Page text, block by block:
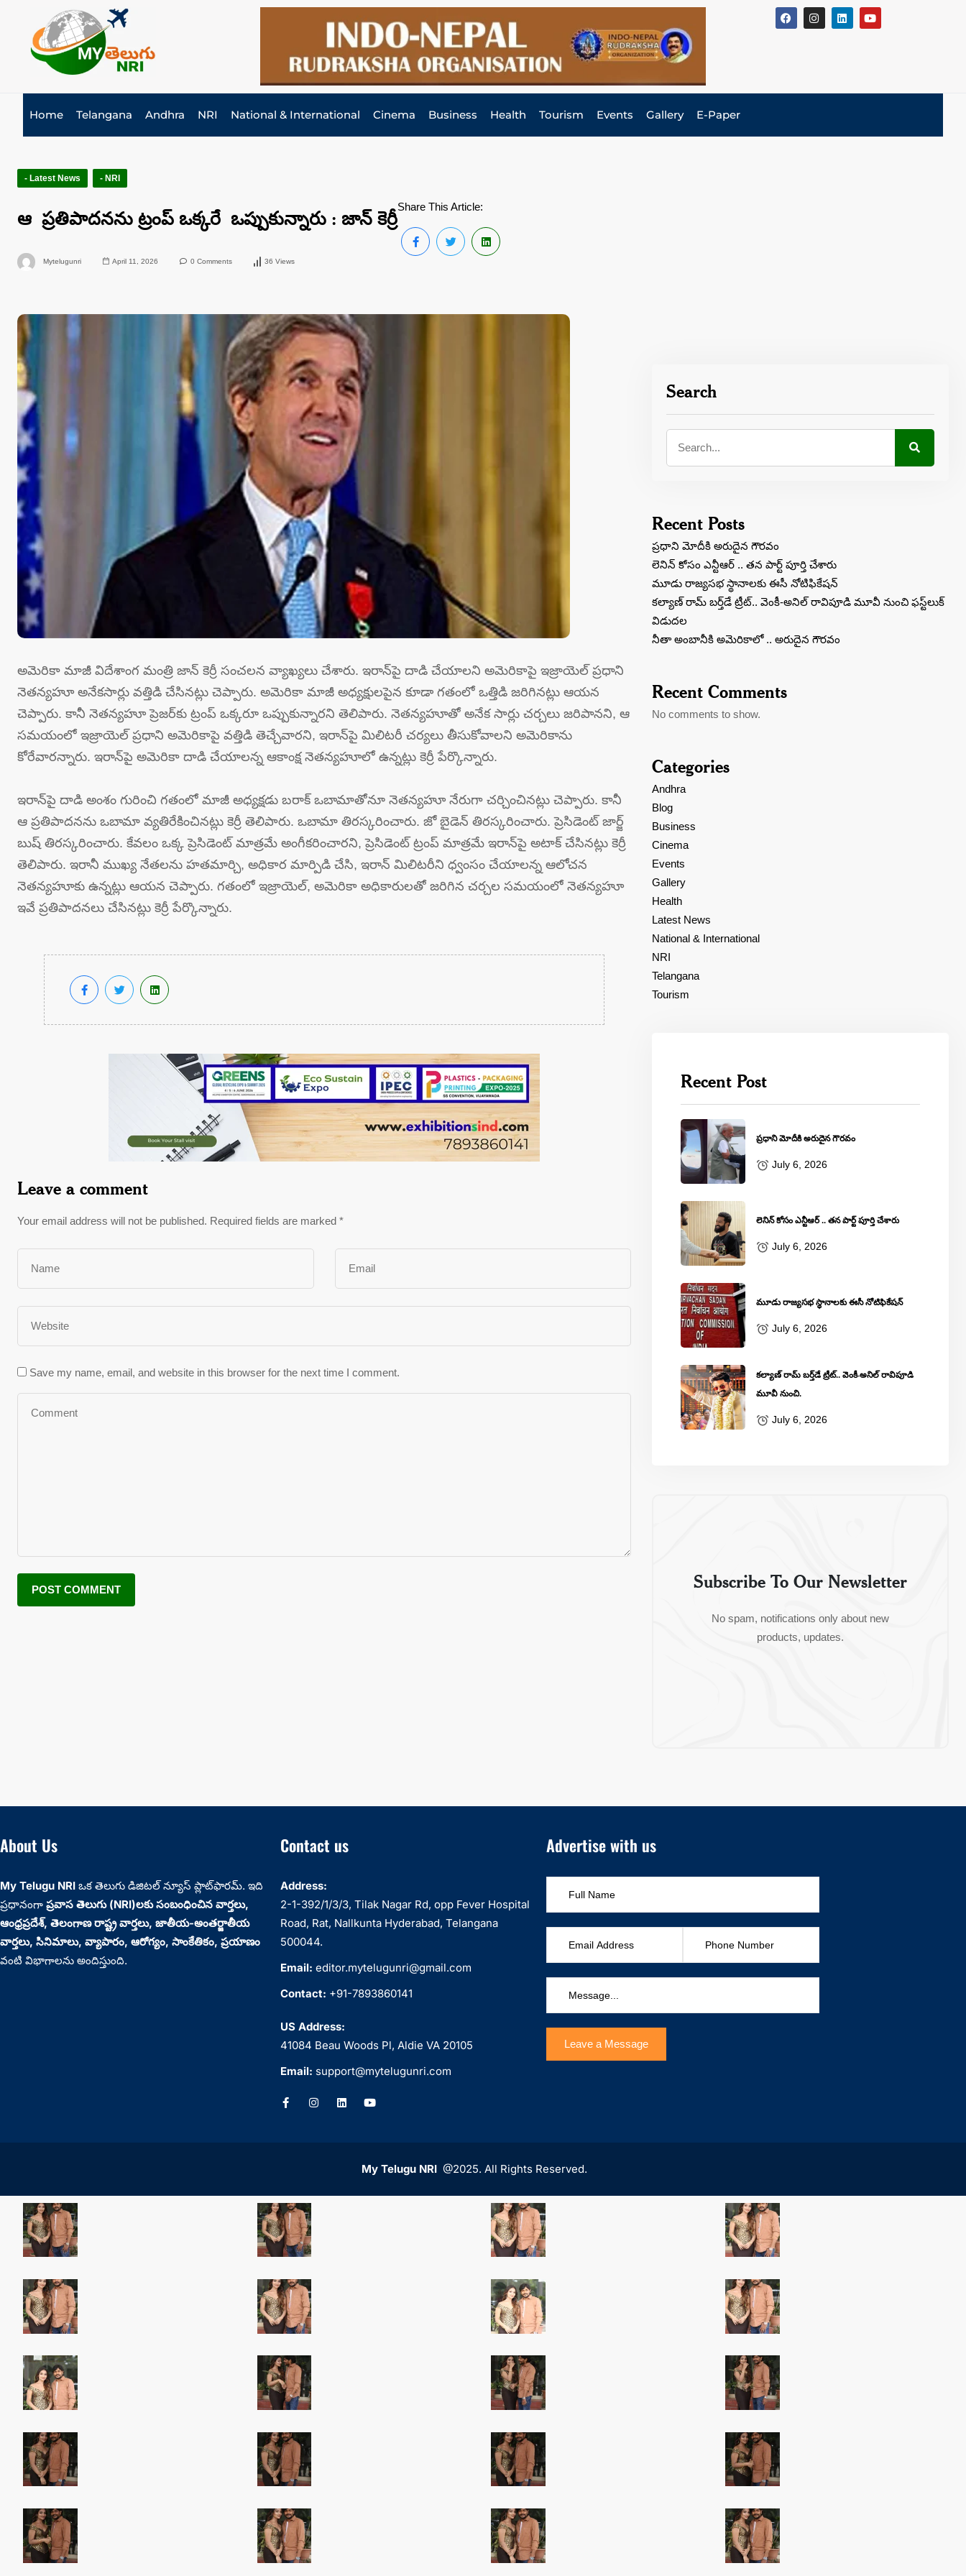
Home Telangana Andhra NRI National & International Cinema Business Health Tourism Events Gallery E-Paper
- Latest News - NRI
ఆ ప్ర‌తిపాద‌న‌ను ట్రంప్ ఒక్క‌రే ఒప్పుకున్నారు : జాన్ కెర్రీ
Mytelugunri April 11, 2026 0 Comments 36 Views
Share This Article:
అమెరికా మాజీ విదేశాంగ మంత్రి జాన్ కెర్రీ సంచ‌ల‌న వ్యాఖ్య‌లు చేశారు. ఇరాన్‌పై దాడి చేయాల‌ని అమెరికాపై ఇజ్రాయెల్ ప్ర‌ధాని
నెత‌న్య‌హూ అనేక‌సార్లు వ‌త్తిడి చేసిన‌ట్లు చెప్పారు. అమెరికా మాజీ అధ్య‌క్షుల‌పైన కూడా గ‌తంలో ఒత్తిడి జ‌రిగిన‌ట్లు ఆయ‌న
చెప్పారు. కానీ నెత‌న్య‌హూ ప్రెజ‌ర్‌కు ట్రంప్ ఒక్క‌రూ ఒప్పుకున్నార‌ని తెలిపారు. నెత‌న్య‌హూతో అనేక సార్లు చ‌ర్చ‌లు జ‌రిపాన‌ని, ఆ
స‌మ‌యంలో ఇజ్రాయెల్ ప్ర‌ధాని అమెరికాపై వ‌త్తిడి తెచ్చేవార‌ని, ఇరాన్‌పై మిలిట‌రీ చ‌ర్య‌లు తీసుకోవాల‌ని అమెరికాను
కోరేవార‌న్నారు. ఇరాన్‌పై అమెరికా దాడి చేయాల‌న్న ఆకాంక్ష నెత‌న్య‌హూలో ఉన్న‌ట్లు కెర్రీ పేర్కొన్నారు.
ఇరాన్‌పై దాడి అంశం గురించి గ‌తంలో మాజీ అధ్య‌క్ష‌డు బ‌రాక్ ఒబామాతోనూ నెత‌న్య‌హూ నేరుగా చ‌ర్చించిన‌ట్లు చెప్పారు. కానీ
ఆ ప్ర‌తిపాద‌న‌ను ఒబామా వ్య‌తిరేకించిన‌ట్లు కెర్రీ తెలిపారు. ఒబామా తిర‌స్క‌రించారు. జో బైడెన్ తిర‌స్క‌రించారు. ప్రెసిడెంట్ జార్జ్
బుష్ తిర‌స్క‌రించారు. కేవ‌లం ఒక్క ప్రెసిడెంట్ మాత్ర‌మే అంగీక‌రించార‌ని, ప్రెసిడెంట్ ట్రంప్ మాత్ర‌మే ఇరాన్‌పై అటాక్ చేసిన‌ట్లు కెర్రీ
తెలిపారు. ఇరానీ ముఖ్య నేత‌ల‌ను హ‌త‌మార్చి, అధికార మార్పిడి చేసి, ఇరాన్ మిలిట‌రీని ధ్వంసం చేయాల‌న్న ఆలోచ‌న
నెత‌న్య‌హూకు ఉన్న‌ట్లు ఆయ‌న చెప్పారు. గ‌తంలో ఇజ్రాయెల్, అమెరికా అధికారులతో జ‌రిగిన చ‌ర్చ‌ల స‌మ‌యంలో నెత‌న్య‌హూ
ఇవే ప్ర‌తిపాద‌న‌లు చేసిన‌ట్లు కెర్రీ పేర్కొన్నారు.
Leave a comment
Your email address will not be published. Required fields are marked *
Save my name, email, and website in this browser for the next time I comment.
Search
Recent Posts
ప్రధాని మోదీకి అరుదైన గౌరవం
లెనిన్‌ కోసం ఎన్టీఆర్‌ .. తన పార్ట్‌ పూర్తి చేశారు
మూడు రాజ్యసభ స్థానాలకు ఈసీ నోటిఫికేషన్
కల్యాణ్ రామ్ బ‌ర్త్‌డే ట్రీట్‌.. వెంకీ-అనిల్ రావిపూడి మూవీ నుంచి ఫస్ట్‌లుక్
విడుద‌ల‌
నీతా అంబానీకి అమెరికాలో .. అరుదైన గౌరవం
Recent Comments
No comments to show.
Categories
Andhra
Blog
Business
Cinema
Events
Gallery
Health
Latest News
National & International
NRI
Telangana
Tourism
Recent Post
ప్రధాని మోదీకి అరుదైన గౌరవం
July 6, 2026
లెనిన్‌ కోసం ఎన్టీఆర్‌ .. తన పార్ట్‌ పూర్తి చేశారు
July 6, 2026
మూడు రాజ్యసభ స్థానాలకు ఈసీ నోటిఫికేషన్
July 6, 2026
కల్యాణ్ రామ్ బ‌ర్త్‌డే ట్రీట్‌.. వెంకీ-అనిల్ రావిపూడి
మూవీ నుంచి.
July 6, 2026
Subscribe To Our Newsletter
No spam, notifications only about new
products, updates.
About Us
My Telugu NRI ఒక తెలుగు డిజిటల్ న్యూస్ ప్లాట్‌ఫారమ్. ఇది
ప్రధానంగా ప్రవాస తెలుగు (NRI)లకు సంబంధించిన వార్తలు,
ఆంధ్రప్రదేశ్‌, తెలంగాణ రాష్ట్ర వార్తలు, జాతీయ-అంతర్జాతీయ
వార్తలు, సినిమాలు, వ్యాపారం, ఆరోగ్యం, సాంకేతికం, ప్రయాణం
వంటి విభాగాలను అందిస్తుంది.
Contact us
Address:
2-1-392/1/3/3, Tilak Nagar Rd, opp Fever Hospital
Road, Rat, Nallkunta Hyderabad, Telangana
500044.
Email: editor.mytelugunri@gmail.com
Contact: +91-7893860141
US Address:
41084 Beau Woods Pl, Aldie VA 20105
Email: support@mytelugunri.com
Advertise with us
My Telugu NRI @2025. All Rights Reserved.